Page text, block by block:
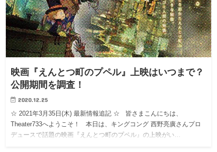
映画『えんとつ町のプペル』上映はいつまで？
公開期間を調査！
2020.12.25
☆ 2021年3月35日(木) 最新情報追記 ☆ 皆さまこんにちは、
Theater733へようこそ！ 本日は、キングコング 西野亮廣さんプロ
デュースで話題の映画『えんとつ町のプペル』の上映がい…